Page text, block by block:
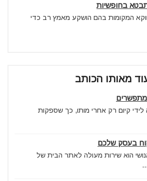
בחופשיות
המקומות בהם הושקע מאמץ רב כדי
מאותו הכותב
מתפשרים
קיום רק אחרי מותו, כך שספקות
בעסק שלכם
הוא שירות מעולה לאתר הבית של